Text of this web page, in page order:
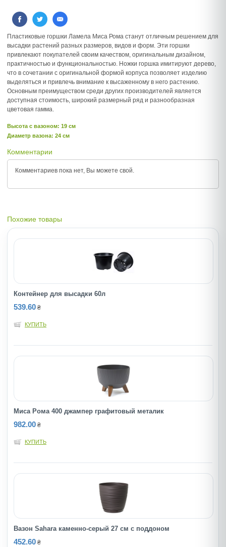
Пластиковые горшки Ламела Миса Рома станут отличным решением для
высадки растений разных размеров, видов и форм. Эти горшки
привлекают покупателей своим качеством, оригинальным дизайном,
практичностью и функциональностью. Ножки горшка имитируют дерево,
что в сочетании с оригинальной формой корпуса позволяет изделию
выделяться и привлечь внимание к высаженному в него растению.
Основным преимуществом среди других производителей является
доступная стоимость, широкий размерный ряд и разнообразная
цветовая гамма.
Высота c вазоном: 19 см
Диаметр вазона: 24 см
Комментарии
Комментариев пока нет, Вы можете свой.
Похожие товары
Контейнер для высадки 60л
539.60 ₴
КУПИТЬ
Миса Рома 400 джампер графитовый металик
982.00 ₴
КУПИТЬ
Вазон Sahara каменно-серый 27 см с поддоном
452.60 ₴